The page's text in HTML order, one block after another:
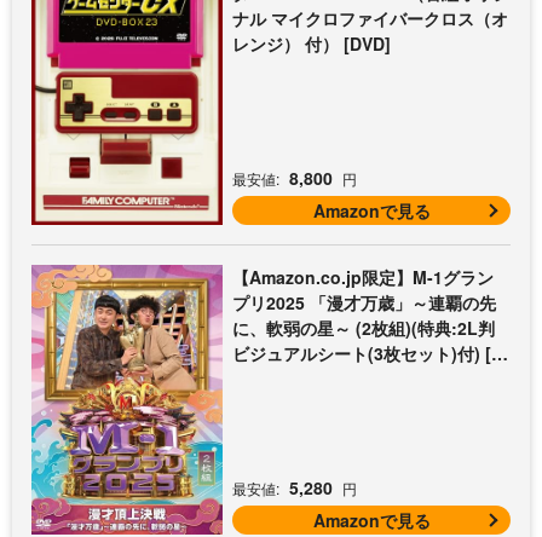
ナル マイクロファイバークロス（オ
レンジ） 付） [DVD]
最安値: 8,800 円
Amazonで見る
【Amazon.co.jp限定】M-1グラン
プリ2025 「漫才万歳」～連覇の先
に、軟弱の星～ (2枚組)(特典:2L判
ビジュアルシート(3枚セット)付) [D
最安値: 5,280 円
Amazonで見る